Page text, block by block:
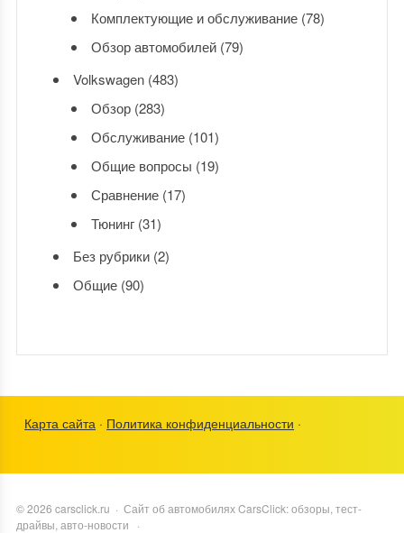
Комплектующие и обслуживание(78)
Обзор автомобилей(79)
Volkswagen(483)
Обзор(283)
Обслуживание(101)
Общие вопросы (19)
Сравнение(17)
Тюнинг(31)
Без рубрики(2)
Общие(90)
Карта сайта · Политика конфиденциальности ·
©2026 carsclick.ru · Сайт об автомобилях CarsClick: обзоры, тест-
драйвы, авто-новости
·